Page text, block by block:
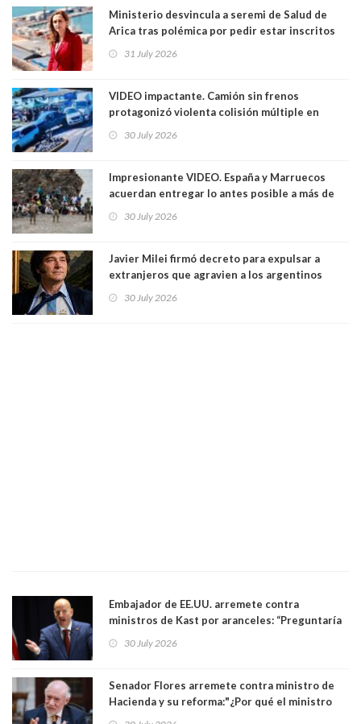
Ministerio desvincula a seremi de Salud de
Arica tras polémica por pedir estar inscritos
Ya son 29 seremis despedidos desde el 11 de
31 July 2026
VIDEO impactante. Camión sin frenos
protagonizó violenta colisión múltiple en
30 July 2026
Impresionante VIDEO. España y Marruecos
acuerdan entregar lo antes posible a más de
avalancha y de manera irregular a territorio
30 July 2026
Javier Milei firmó decreto para expulsar a
extranjeros que agravien a los argentinos
30 July 2026
Embajador de EE.UU. arremete contra
ministros de Kast por aranceles: “Preguntaría
Yo diría que no”
30 July 2026
Senador Flores arremete contra ministro de
Hacienda y su reforma:"¿Por qué el ministro